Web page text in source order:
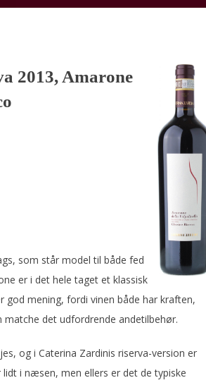
2013, Amarone
som står model til både fed
er i det hele taget et klassisk
god mening, fordi vinen både har kraften,
det udfordrende andetilbehør.
og i Caterina Zardinis riserva-version er
i næsen, men ellers er det de typiske